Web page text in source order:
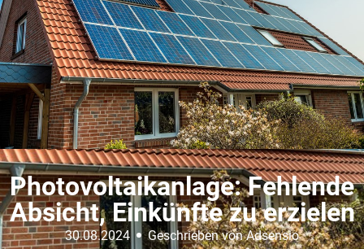
Photovoltaikanlage: Fehlende
Absicht, Einkünfte zu erzielen
30.08.2024 Geschrieben von Adsensio